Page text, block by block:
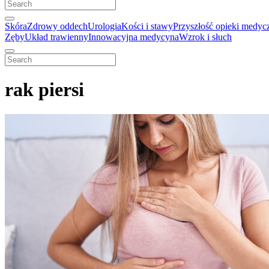
SkóraZdrowy oddechUrologiaKości i stawyPrzyszłość opieki
ZębyUkład trawiennyInnowacyjna medycynaWzrok i słuch
rak piersi